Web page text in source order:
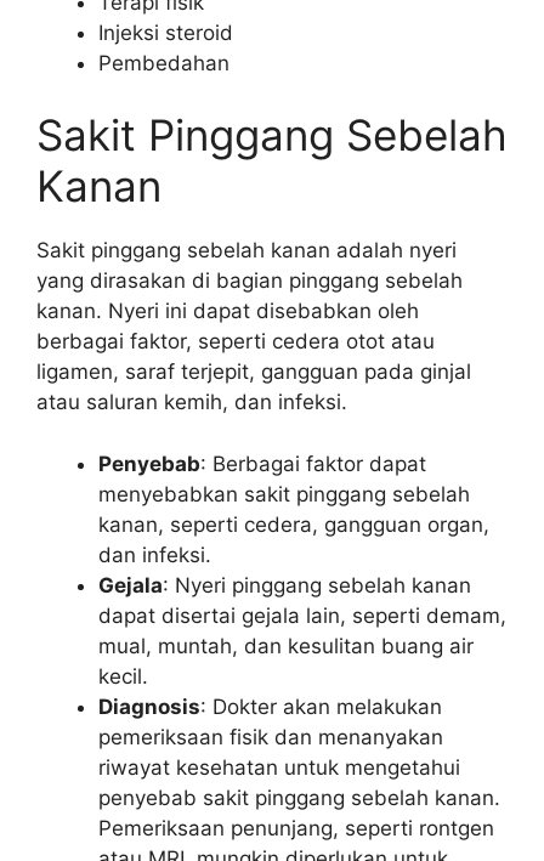
Injeksi steroid
Pembedahan
Sakit Pinggang Sebelah
Kanan
Sakit pinggang sebelah kanan adalah nyeri
yang dirasakan di bagian pinggang sebelah
kanan. Nyeri ini dapat disebabkan oleh
berbagai faktor, seperti cedera otot atau
ligamen, saraf terjepit, gangguan pada ginjal
atau saluran kemih, dan infeksi.
Penyebab: Berbagai faktor dapat
menyebabkan sakit pinggang sebelah
kanan, seperti cedera, gangguan organ,
dan infeksi.
Gejala: Nyeri pinggang sebelah kanan
dapat disertai gejala lain, seperti demam,
mual, muntah, dan kesulitan buang air
kecil.
Diagnosis: Dokter akan melakukan
pemeriksaan fisik dan menanyakan
riwayat kesehatan untuk mengetahui
penyebab sakit pinggang sebelah kanan.
Pemeriksaan penunjang, seperti rontgen